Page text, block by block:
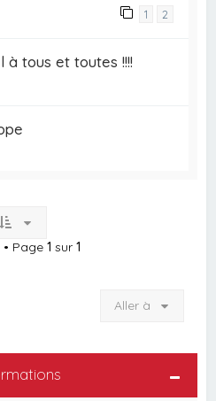
1 2
à tous et toutes !!!!
Page 1 sur 1
Aller à